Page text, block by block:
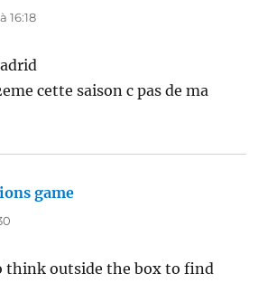
16:18
cette saison c pas de ma
game
think outside the box to find